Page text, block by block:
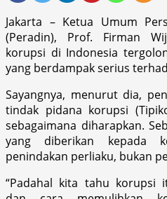
Jakarta – Ketua Umum
(Peradin), Prof. Firman
korupsi di Indonesia
yang berdampak serius
Sayangnya, menurut dia,
tindak pidana korupsi
sebagaimana diharapkan.
yang diberikan kepada
penindakan perliaku, bukan
“Padahal kita tahu korupsi